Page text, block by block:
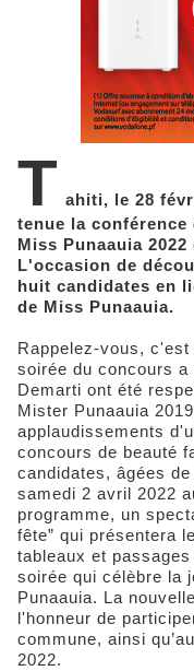
T ahiti, le 28
tenue la
Miss Punaauia
L'occasion de
huit candidates en
de Miss Punaauia.
Rappelez-vous,
soirée du concours
Demarti ont été
Mister Punaauia
applaudissements
concours de beauté
candidates, âgées
samedi 2 avril 2022
programme, un
fête” qui présentera
tableaux et
soirée qui célèbre la
Punaauia. La
l'honneur de
commune, ainsi
2022.